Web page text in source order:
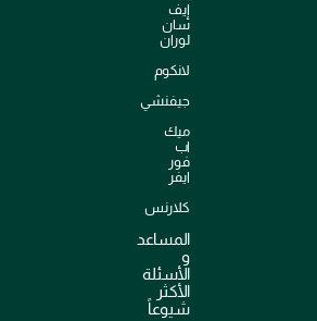
إيف
سان
لوران
لانكوم
جيفنشي
ميك
اب
فور
ايفر
كلارنس
المساعد
و
الأسئلة
الأكثر
شيوعاً